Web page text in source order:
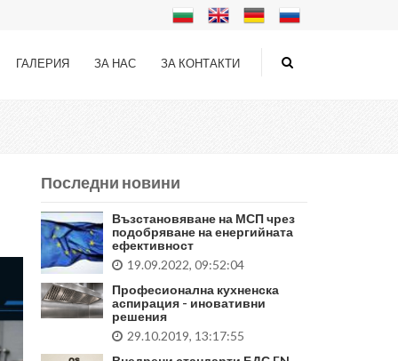
ГАЛЕРИЯ ЗА НАС ЗА КОНТАКТИ
Последни новини
Възстановяване на МСП чрез
подобряване на енергийната
ефективност
19.09.2022, 09:52:04
Професионална кухненска
аспирация - иновативни
решения
29.10.2019, 13:17:55